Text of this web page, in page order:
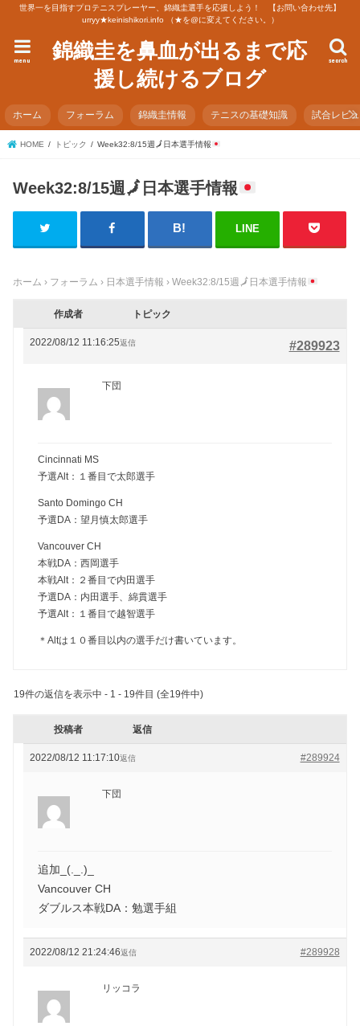
世界一を目指すプロテニスプレーヤー、錦織圭選手を応援しよう！ 【お問い合わせ先】
urryy★keinishikori.info （★を@に変えてください。）
錦織圭を鼻血が出るまで応
援し続けるブログ
search
menu
ホーム フォーラム 錦織圭情報 テニスの基礎知識 試合レビ
HOME トピック Week32:8/15週🗾日本選手情報
Week32:8/15週🗾 日本選手情報
LINE
ホーム › フォーラム › 日本選手情報 › Week32:8/15週🗾 日本選手情報
作成者 トピック
2022/08/12 11:16:25 #289923
返信
下団
Cincinnati MS
予選Alt：１番目で太郎選手
Santo Domingo CH
予選DA：望月慎太郎選手
Vancouver CH
本戦DA：西岡選手
本戦Alt：２番目で内田選手
予選DA：内田選手、綿貫選手
予選Alt：１番目で越智選手
＊Altは１０番目以内の選手だけ書いています。
19件の返信を表示中 - 1 - 19件目 (全19件中)
投稿者 返信
2022/08/12 11:17:10 #289924
返信
下団
追加_(._.)_
Vancouver CH
ダブルス本戦DA：勉選手組
2022/08/12 21:24:46 #289928
返信
リッコラ